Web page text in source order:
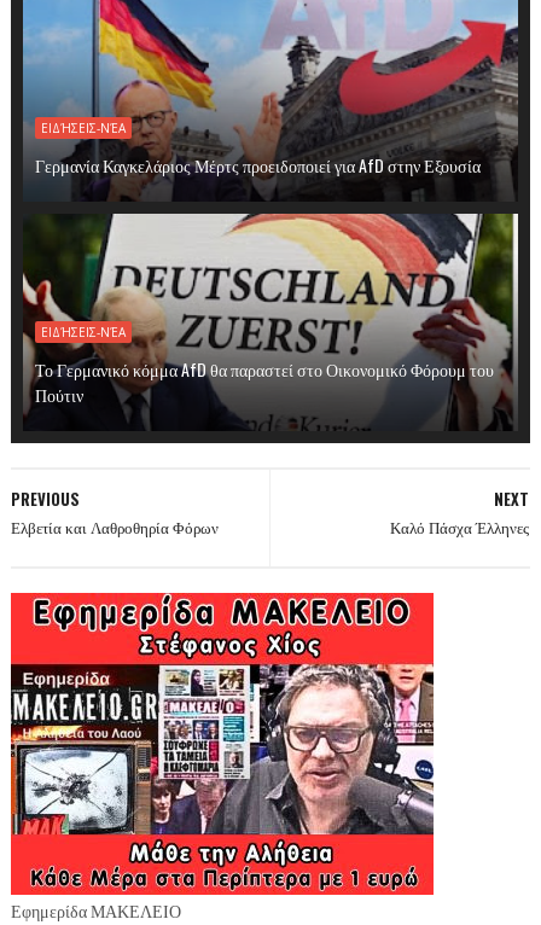
ΕΙΔΉΣΕΙΣ-ΝΈΑ
Γερμανία Καγκελάριος Μέρτς προειδοποιεί για AfD στην Εξουσία
ΕΙΔΉΣΕΙΣ-ΝΈΑ
Το Γερμανικό κόμμα AfD θα παραστεί στο Οικονομικό Φόρουμ του
Πούτιν
NEXT
Καλό Πάσχα Έλληνες
PREVIOUS
Ελβετία και Λαθροθηρία Φόρων
Εφημερίδα ΜΑΚΕΛΕΙΟ